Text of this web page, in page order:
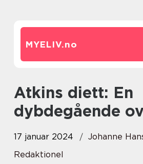
MYELIV.no
Atkins diett: En
dybdegående
17 januar 2024
Johanne
Redaktionel